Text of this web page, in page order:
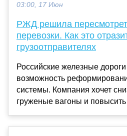
03:00, 17 Июн
РЖД решила
перевозки. Как это
грузоотправителях
Российские железные
возможность
системы. Компания хочет
груженые вагоны и